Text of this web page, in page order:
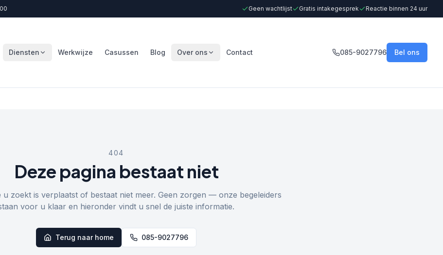
Geen wachtlijst Gratis intakegesprek Reactie binnen 24 uur
Diensten Werkwijze Casussen Blog Over ons Contact 085-9027796 Bel ons
404
Deze pagina bestaat niet
u zoekt is verplaatst of bestaat niet meer. Geen zorgen — onze begeleiders
voor u klaar en hieronder vindt u snel de juiste informatie.
Terug naar home 085-9027796